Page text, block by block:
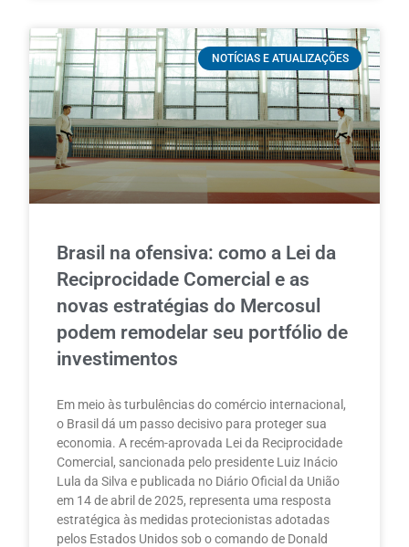
NOTÍCIAS E ATUALIZAÇÕES
Brasil na ofensiva: como a Lei da
Reciprocidade Comercial e as
novas estratégias do Mercosul
podem remodelar seu portfólio de
investimentos
Em meio às turbulências do comércio internacional,
o Brasil dá um passo decisivo para proteger sua
economia. A recém-aprovada Lei da Reciprocidade
Comercial, sancionada pelo presidente Luiz Inácio
Lula da Silva e publicada no Diário Oficial da União
em 14 de abril de 2025, representa uma resposta
estratégica às medidas protecionistas adotadas
pelos Estados Unidos sob o comando de Donald